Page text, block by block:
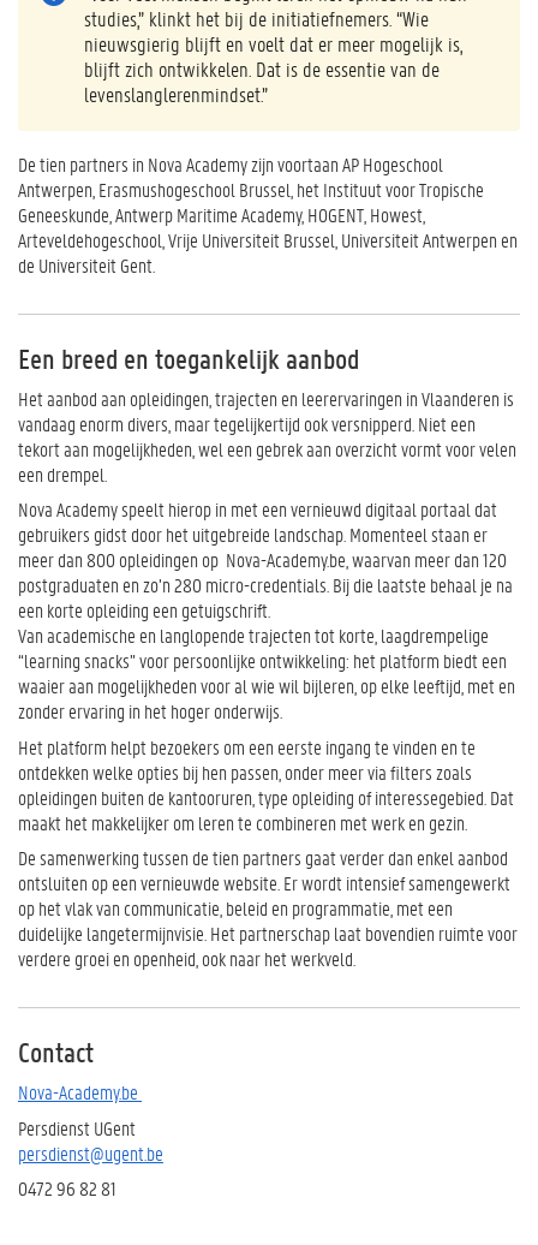
studies,” klinkt het bij de initiatiefnemers. “Wie
nieuwsgierig blijft en voelt dat er meer mogelijk is,
blijft zich ontwikkelen. Dat is de essentie van de
levenslanglerenmindset.”
De tien partners in Nova Academy zijn voortaanAP Hogeschool
Antwerpen, Erasmushogeschool Brussel, het Instituut voor Tropische
Geneeskunde, Antwerp Maritime Academy, HOGENT, Howest,
Arteveldehogeschool, Vrije Universiteit Brussel, Universiteit Antwerpen en
de Universiteit Gent.
Een breed en toegankelijk aanbod
Het aanbod aan opleidingen, trajecten en leerervaringen in Vlaanderen is
vandaag enorm divers, maar tegelijkertijd ook versnipperd. Niet een
tekort aan mogelijkheden, wel een gebrek aan overzicht vormt voor velen
een drempel.
Nova Academy speelt hierop in met een vernieuwd digitaal portaal dat
gebruikers gidst door het uitgebreide landschap. Momenteel staan er
meer dan 800 opleidingen op Nova-Academy.be , waarvan meer dan 120
postgraduaten en zo’n 280 micro-credentials. Bij die laatste behaal je na
een korte opleiding een getuigschrift.
Van academische en langlopende trajecten tot korte, laagdrempelige
“learning snacks” voor persoonlijke ontwikkeling: het platform biedt een
waaier aan mogelijkheden voor al wie wil bijleren, op elke leeftijd, met en
zonder ervaring in het hoger onderwijs.
Het platform helpt bezoekers om een eerste ingang te vinden en te
ontdekken welke opties bij hen passen, onder meer via filters zoals
opleidingen buiten de kantooruren, type opleiding of interessegebied. Dat
maakt het makkelijker om leren te combineren met werk en gezin.
De samenwerking tussen de tien partners gaat verder dan enkel aanbod
ontsluiten op een vernieuwde website. Er wordt intensief samengewerkt
op het vlak van communicatie, beleid en programmatie, met een
duidelijke langetermijnvisie. Het partnerschap laat bovendien ruimte voor
verdere groei en openheid, ook naar het werkveld.
Contact
Nova-Academy.be
Persdienst UGent
persdienst@ugent.be
0472 96 82 81